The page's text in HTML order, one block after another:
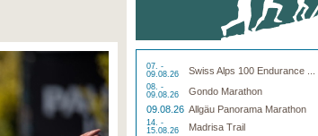
07. -
09.08.26
Swiss Alps 100 Endurance ...
08. -
09.08.26
Gondo Marathon
09.08.26 Allgäu Panorama Marathon
14. -
15.08.26
Madrisa Trail